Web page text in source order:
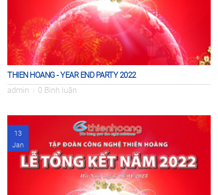
THIEN HOANG - YEAR END PARTY 2022
admin
0 Bình luận
13
Jan